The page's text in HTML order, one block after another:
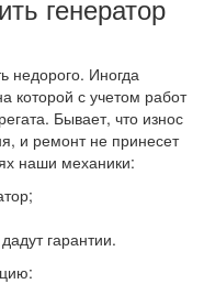
генератор
недорого. Иногда
которой с учетом работ
Бывает, что износ
и ремонт не принесет
наши механики:
гарантии.